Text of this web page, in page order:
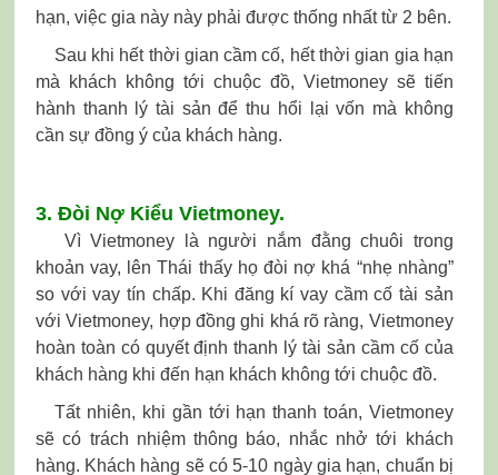
hạn, việc gia này này phải được thống nhất từ 2 bên.
Sau khi hết thời gian cầm cố, hết thời gian gia hạn
mà khách không tới chuộc đồ, Vietmoney sẽ tiến
hành thanh lý tài sản để thu hổi lại vốn mà không
cần sự đồng ý của khách hàng.
3. Đòi Nợ Kiểu Vietmoney.
Vì Vietmoney là người nắm đằng chuôi trong
khoản vay, lên Thái thấy họ đòi nợ khá “nhẹ nhàng”
so với vay tín chấp. Khi đăng kí vay cầm cố tài sản
với Vietmoney, hợp đồng ghi khá rõ ràng, Vietmoney
hoàn toàn có quyết định thanh lý tài sản cầm cố của
khách hàng khi đến hạn khách không tới chuộc đồ.
Tất nhiên, khi gần tới hạn thanh toán, Vietmoney
sẽ có trách nhiệm thông báo, nhắc nhở tới khách
hàng. Khách hàng sẽ có 5-10 ngày gia hạn, chuẩn bị